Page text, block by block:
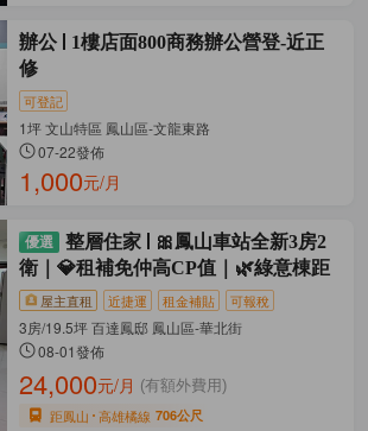
辦公
1樓店面800商務辦公營登-近正
修
可登記
1坪 文山特區 鳳山區-文龍東路
07-22發佈
1,000元/月
整層住家
🎀鳳山車站全新3房2
衛｜💎租補免仲高CP值｜🌿綠意棟距
屋主直租 近捷運 租金補貼 可報稅
3房/19.5坪 百達鳳邸 鳳山區-華北街
08-01發佈
24,000元/月 (有額外費用)
距鳳山 高雄橘線 706公尺